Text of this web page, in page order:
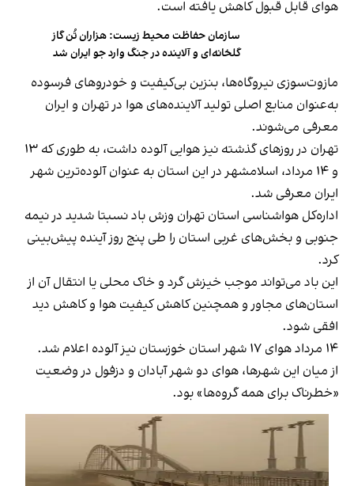
هوای قابل قبول کاهش یافته است.
سازمان حفاظت محیط زیست: هزاران تُن گاز
گلخانه‌ای و آلاینده در جنگ وارد جو ایران شد
مازوت‌سوزی نیروگاه‌ها، بنزین بی‌کیفیت و خودروهای فرسوده
به‌عنوان منابع اصلی تولید آلاینده‌های هوا در تهران و ایران
معرفی می‌شوند.
تهران در روزهای گذشته نیز هوایی آلوده داشت، به طوری‌ که ۱۳
و ۱۴ مرداد، اسلامشهر در این استان به عنوان آلوده‌ترین شهر
ایران معرفی شد.
اداره‌کل هواشناسی استان تهران وزش باد نسبتا شدید در نیمه
جنوبی و بخش‌های غربی استان را طی پنج روز آینده پیش‌بینی
کرد.
این باد می‌تواند موجب خیزش گرد و خاک محلی یا انتقال آن از
استان‌های مجاور و همچنین کاهش کیفیت هوا و کاهش دید
افقی شود.
۱۴ مرداد هوای ۱۷ شهر استان خوزستان نیز آلوده اعلام شد.
از میان این شهرها، هوای دو شهر آبادان و دزفول در وضعیت
«خطرناک برای همه گروه‌ها» بود.